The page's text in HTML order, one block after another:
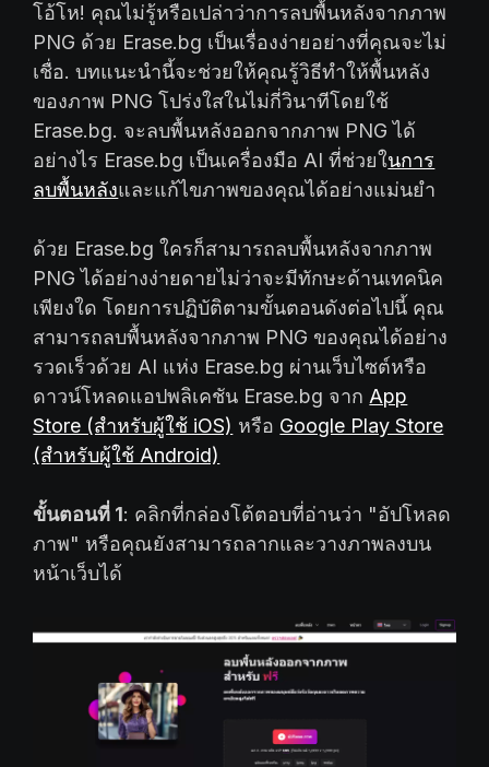
โอ้โห! คุณไม่รู้หรือเปล่าว่าการลบพื้นหลังจากภาพ
PNG ด้วย Erase.bg เป็นเรื่องง่ายอย่างที่คุณจะไม่
เชื่อ. บทแนะนำนี้จะช่วยให้คุณรู้วิธีทำให้พื้นหลัง
ของภาพ PNG โปร่งใสในไม่กี่วินาทีโดยใช้
Erase.bg. จะลบพื้นหลังออกจากภาพ PNG ได้
อย่างไร Erase.bg เป็นเครื่องมือ AI ที่ช่วยในการ
ลบพื้นหลังและแก้ไขภาพของคุณได้อย่างแม่นยำ
ด้วย Erase.bg ใครก็สามารถลบพื้นหลังจากภาพ
PNG ได้อย่างง่ายดายไม่ว่าจะมีทักษะด้านเทคนิค
เพียงใด โดยการปฏิบัติตามขั้นตอนดังต่อไปนี้ คุณ
สามารถลบพื้นหลังจากภาพ PNG ของคุณได้อย่าง
รวดเร็วด้วย AI แห่ง Erase.bg ผ่านเว็บไซต์หรือ
ดาวน์โหลดแอปพลิเคชัน Erase.bg จาก App
Store (สำหรับผู้ใช้ iOS) หรือ Google Play Store
(สำหรับผู้ใช้ Android)
ขั้นตอนที่ 1: คลิกที่กล่องโต้ตอบที่อ่านว่า "อัปโหลด
ภาพ" หรือคุณยังสามารถลากและวางภาพลงบน
หน้าเว็บได้